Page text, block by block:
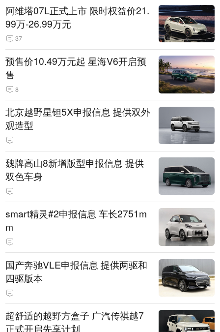
阿维塔07L正式上市 限时权益价21.
99万-26.99万元
37
预售价10.49万元起 星海V6开启预
售
8
北京越野星钽5X申报信息 提供双外
观造型
魏牌高山8新增版型申报信息 提供
双色车身
smart精灵#2申报信息 车长2751m
m
国产奔驰VLE申报信息 提供两驱和
四驱版本
超舒适的越野方盒子 广汽传祺越7
正式开启先享计划